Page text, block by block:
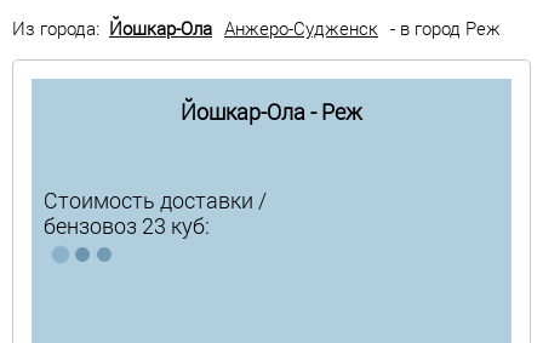
Из города: Йошкар-Ола Анжеро-Судженск - в город Реж
Йошкар-Ола - Реж
Стоимость доставки /
бензовоз 23 куб: